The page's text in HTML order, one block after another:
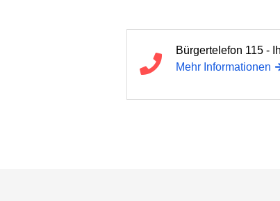
Bürgertelefon 115 -
Mehr Informationen